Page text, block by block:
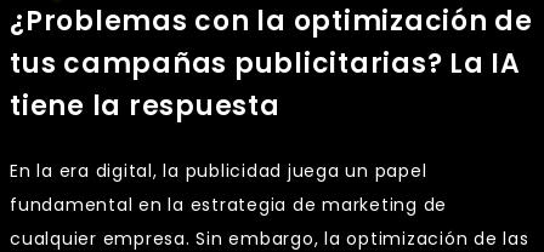
¿Problemas con la optimización de
tus campañas publicitarias? La IA
tiene la respuesta
En la era digital, la publicidad juega un papel
fundamental en la estrategia de marketing de
cualquier empresa. Sin embargo, la optimización de las